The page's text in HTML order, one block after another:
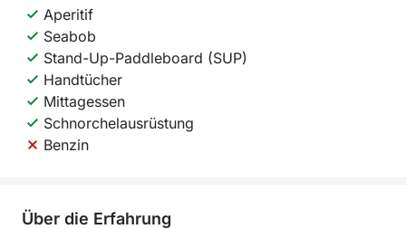
Aperitif
Seabob
Stand-Up-Paddleboard (SUP)
Handtücher
Mittagessen
Schnorchelausrüstung
Benzin
Über die Erfahrung